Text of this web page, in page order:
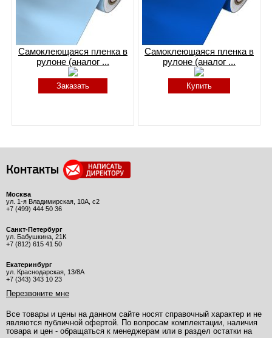
Самоклеющаяся пленка в
рулоне (аналог ...
Заказать
Самоклеющаяся пленка в
рулоне (аналог ...
Купить
Контакты
Москва
ул. 1-я Владимирская, 10А, с2
+7 (499) 444 50 36
Санкт-Петербург
ул. Бабушкина, 21К
+7 (812) 615 41 50
Екатеринбург
ул. Краснодарская, 13/8А
+7 (343) 343 10 23
Перезвоните мне
Все товары и цены на данном сайте носят справочный характер и не
являются публичной офертой. По вопросам комплектации, наличия
товара и цен - обращаться к менеджерам или в раздел остатки на